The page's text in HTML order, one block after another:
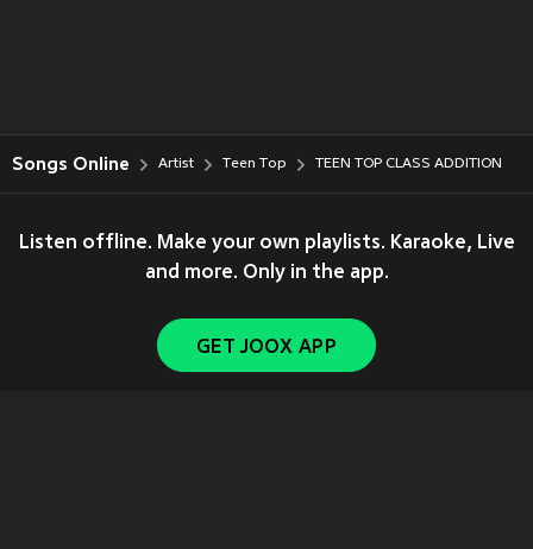
Songs Online Artist Teen Top TEEN TOP CLASS ADDITION
Listen offline. Make your own playlists. Karaoke, Live
and more. Only in the app.
GET JOOX APP